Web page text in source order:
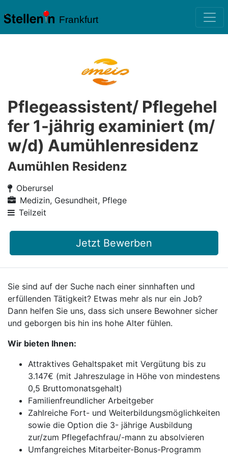
Frankfurt
Pflegeassistent/ Pflegehel
fer 1-jährig examiniert (m/
w/d) Aumühlenresidenz
Aumühlen Residenz
Oberursel
Medizin, Gesundheit, Pflege
Teilzeit
Jetzt Bewerben
Sie sind auf der Suche nach einer sinnhaften und
erfüllenden Tätigkeit? Etwas mehr als nur ein Job?
Dann helfen Sie uns, dass sich unsere Bewohner sicher
und geborgen bis hin ins hohe Alter fühlen.
Wir bieten Ihnen:
Attraktives Gehaltspaket mit Vergütung bis zu
3.147€ (mit Jahreszulage in Höhe von mindestens
0,5 Bruttomonatsgehalt)
Familienfreundlicher Arbeitgeber
Zahlreiche Fort- und Weiterbildungsmöglichkeiten
sowie die Option die 3- jährige Ausbildung
zur/zum Pflegefachfrau/-mann zu absolvieren
Umfangreiches Mitarbeiter-Bonus-Programm